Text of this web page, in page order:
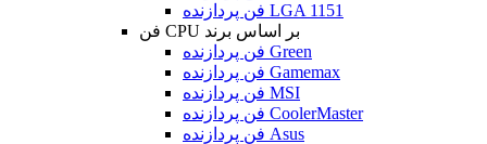
فن پردازنده LGA 1151
فن CPU بر اساس برند
فن پردازنده Green
فن پردازنده Gamemax
فن پردازنده MSI
فن پردازنده CoolerMaster
فن پردازنده Asus